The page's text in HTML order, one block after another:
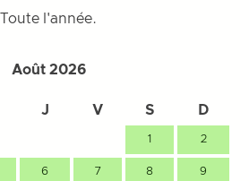
Toute l'année.
Août 2026
J V S D
1 2
6 7 8 9